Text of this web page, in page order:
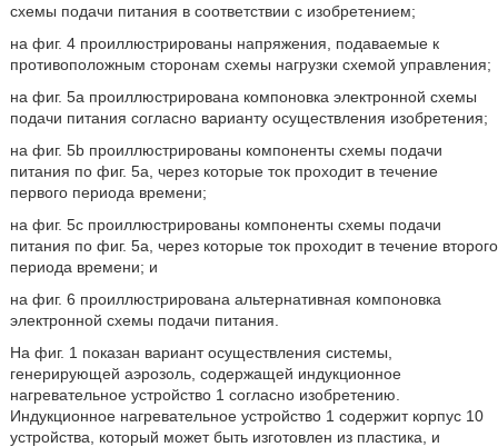
схемы подачи питания в соответствии с изобретением;
на фиг. 4 проиллюстрированы напряжения, подаваемые к
противоположным сторонам схемы нагрузки схемой управления;
на фиг. 5a проиллюстрирована компоновка электронной схемы
подачи питания согласно варианту осуществления изобретения;
на фиг. 5b проиллюстрированы компоненты схемы подачи
питания по фиг. 5a, через которые ток проходит в течение
первого периода времени;
на фиг. 5c проиллюстрированы компоненты схемы подачи
питания по фиг. 5a, через которые ток проходит в течение второго
периода времени; и
на фиг. 6 проиллюстрирована альтернативная компоновка
электронной схемы подачи питания.
На фиг. 1 показан вариант осуществления системы,
генерирующей аэрозоль, содержащей индукционное
нагревательное устройство 1 согласно изобретению.
Индукционное нагревательное устройство 1 содержит корпус 10
устройства, который может быть изготовлен из пластика, и